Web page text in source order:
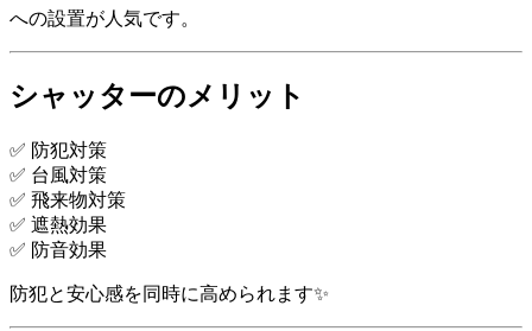
への設置が人気です。
シャッターのメリット
✅ 防犯対策
✅ 台風対策
✅ 飛来物対策
✅ 遮熱効果
✅ 防音効果
防犯と安心感を同時に高められます✨